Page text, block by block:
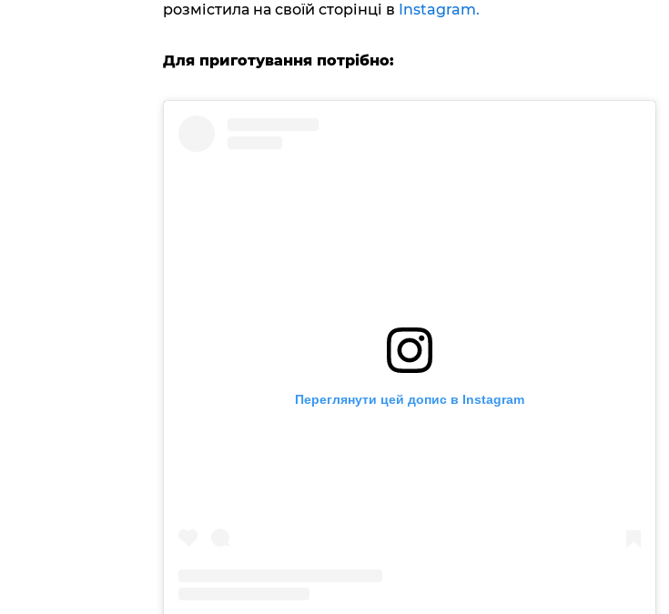
розмістила на своїй сторінці в Instagram.
Для приготування потрібно:
Переглянути цей допис в Instagram